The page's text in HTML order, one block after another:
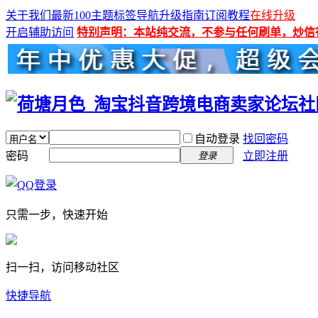
关于我们 最新100主题标签导航升级指南订阅教程在线升级
开启辅助访问 特别声明：本站纯交流，不参与任何刷单，炒信
自动登录 找回密码
密码
登录 立即注册
只需一步，快速开始
扫一扫，访问移动社区
快捷导航